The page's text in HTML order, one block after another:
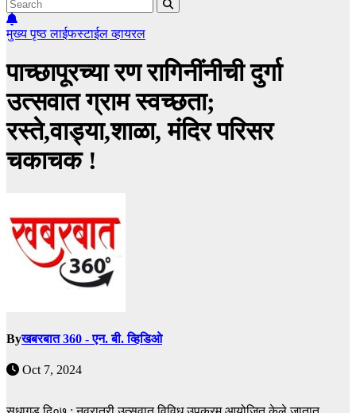
मुख्य पृष्ठलाईफस्टाईलव्हायरल
पाच्छापूरच्या रण रागिनींनीची दुर्गा
उत्सवात ग्राम स्वच्छता;
रस्ते,वाड्या,शाळा, मंदिर परिसर
चकाचक !
Byखबरबात 360 - एन. बी. व्हिडिओ
Oct 7, 2024